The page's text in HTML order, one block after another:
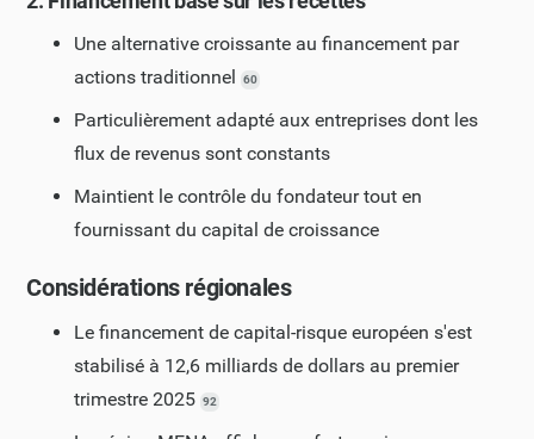
Une alternative croissante au financement par
actions traditionnel
60
Particulièrement adapté aux entreprises dont les
flux de revenus sont constants
Maintient le contrôle du fondateur tout en
fournissant du capital de croissance
Considérations régionales
Le financement de capital-risque européen s'est
stabilisé à 12,6 milliards de dollars au premier
trimestre 2025 92